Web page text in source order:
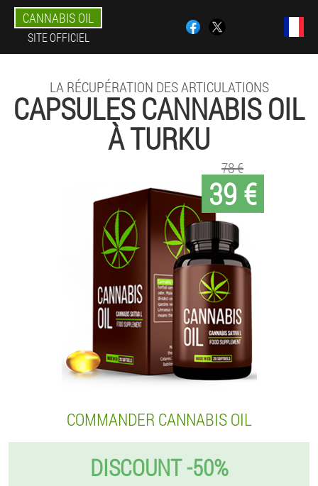
CANNABIS OIL
SITE OFFICIEL
LA RÉCUPÉRATION DES ARTICULATIONS
CAPSULES CANNABIS OIL
À TURKU
39 €
78 €
COMMANDER CANNABIS OIL
DISCOUNT -50%